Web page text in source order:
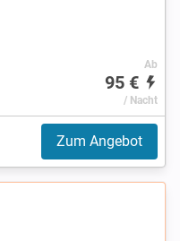
Ab
95 €
/ Nacht
Zum Angebot